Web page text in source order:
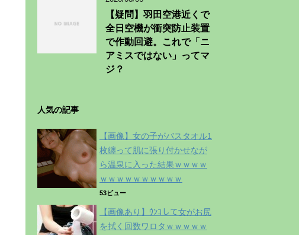
【疑問】羽田空港近くで
全日空機が衝突防止装置
で作動回避。これで「ニ
アミスではない」ってマ
ジ？
人気の記事
【画像】女の子がバスタオル1
枚纏って肌に張り付かせなが
ら温泉に入った結果ｗｗｗｗ
ｗｗｗｗｗｗｗｗｗｗ
53ビュー
【画像あり】ｳﾝｺして女がお尻
を拭く回数ワロタｗｗｗｗｗ